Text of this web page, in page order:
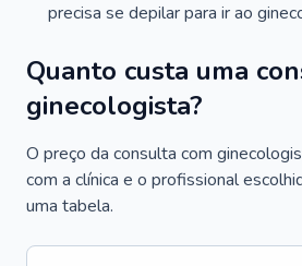
precisa se depilar para ir ao
Quanto custa uma
ginecologista?
O preço da consulta com
com a clínica e o profissional
uma tabela.